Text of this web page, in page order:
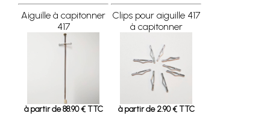
Aiguille à capitonner
417
à partir de 88.90 € TTC
Clips pour aiguille 417
à capitonner
à partir de 2.90 € TTC